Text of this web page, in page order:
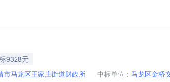
9328元
市马龙区王家庄街道财政所 中标单位： 马龙区金桥